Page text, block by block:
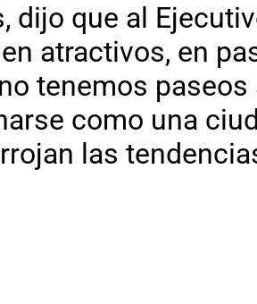
dijo que al
atractivos, en
tenemos
como una
las